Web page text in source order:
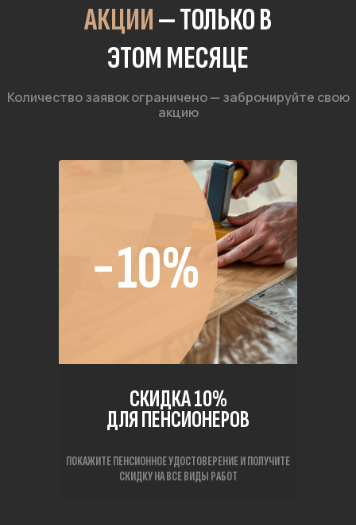
АКЦИИ— ТОЛЬКО В
ЭТОМ МЕСЯЦЕ
Количество заявок ограничено — забронируйте свою
акцию
−10%
СКИДКА 10%
ДЛЯ ПЕНСИОНЕРОВ
ПОКАЖИТЕ ПЕНСИОННОЕ УДОСТОВЕРЕНИЕ И ПОЛУЧИТЕ
СКИДКУ НА ВСЕ ВИДЫ РАБОТ